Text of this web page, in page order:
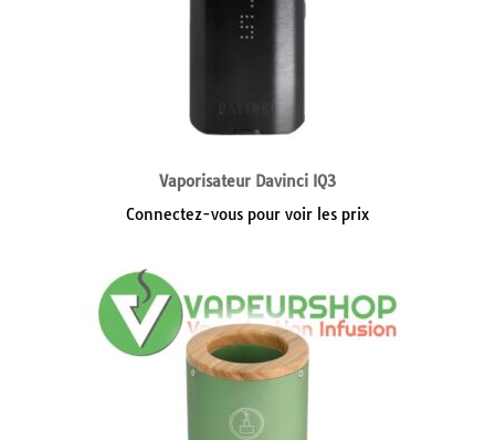
Vaporisateur Davinci IQ3
Connectez-vous pour voir les prix